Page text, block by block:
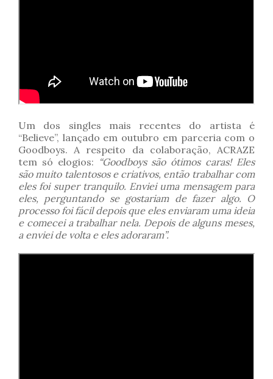
Um dos singles mais recentes do artista é
“Believe”, lançado em outubro em parceria com o
Goodboys. A respeito da colaboração, ACRAZE
tem só elogios: “Goodboys são ótimos caras! Eles
são muito talentosos e criativos, então trabalhar com
eles foi super tranquilo. Enviei uma mensagem para
eles, perguntando se gostariam de fazer algo. O
processo foi fácil depois que eles enviaram uma ideia
e comecei a trabalhar nela. Depois de alguns meses,
a enviei de volta e eles adoraram”.